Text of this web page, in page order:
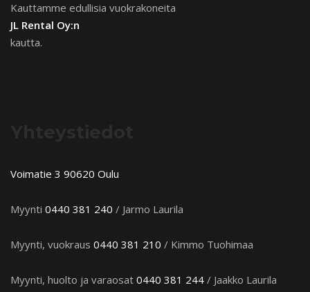
Kauttamme edullisia vuokrakoneita
JL Rental Oy:n
kautta.
Voimatie 3 90620 Oulu
Myynti 0440 381 240 / Jarmo Laurila
Myynti, vuokraus 0440 381 210 / Kimmo Tuohimaa
Myynti, huolto ja varaosat 0440 381 244 / Jaakko Laurila